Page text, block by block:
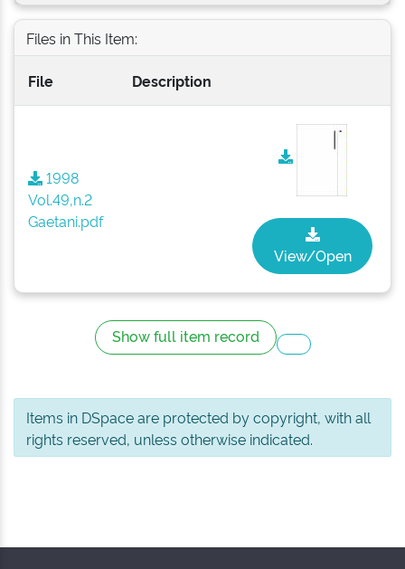
Files in This Item:
File Description
1998
Vol.49,n.2
Gaetani.pdf
View/Open
Show full item record
Items in DSpace are protected by copyright, with all
rights reserved, unless otherwise indicated.